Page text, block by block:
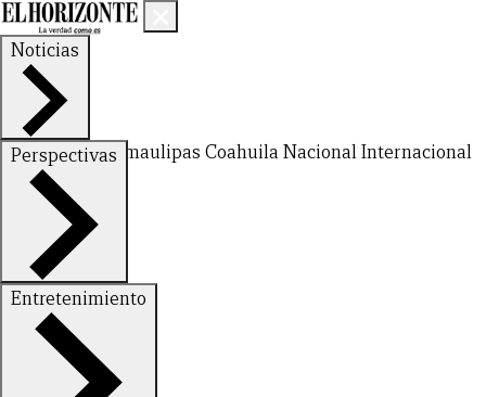
Noticias
Nuevo LeónTamaulipas Coahuila NacionalInternacional
Perspectivas
FinanzasOpinión
Entretenimiento